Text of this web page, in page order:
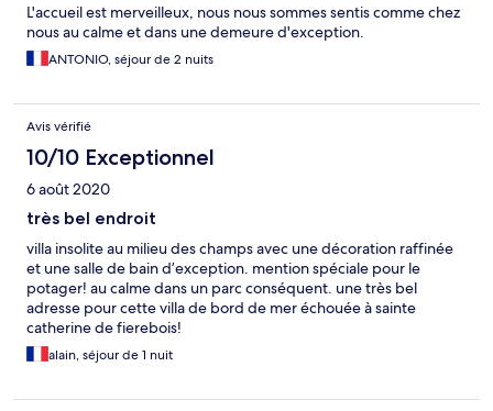
L'accueil est merveilleux, nous nous sommes sentis comme chez
nous au calme et dans une demeure d'exception.
ANTONIO, séjour de 2 nuits
Avis vérifié
10/10 Exceptionnel
6 août 2020
très bel endroit
villa insolite au milieu des champs avec une décoration raffinée
et une salle de bain d’exception. mention spéciale pour le
potager! au calme dans un parc conséquent. une très bel
adresse pour cette villa de bord de mer échouée à sainte
catherine de fierebois!
alain, séjour de 1 nuit